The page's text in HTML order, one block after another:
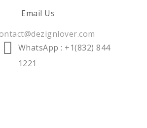
Email Us
WhatsApp : +1(832) 844
1221